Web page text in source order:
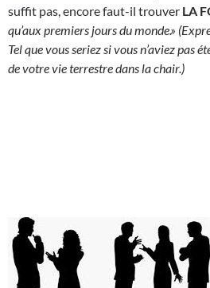
suffit pas, encore faut-il trouver LA
qu’aux premiers jours du monde.»
Tel que vous seriez si vous n’aviez pas
de votre vie terrestre dans la chair.)